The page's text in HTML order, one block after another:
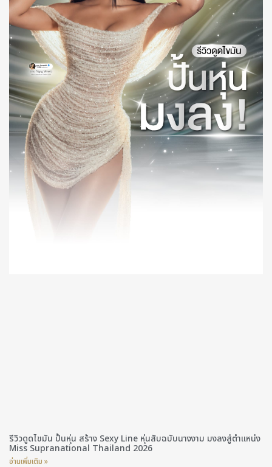
รีวิวดูดไขมัน ปั้นหุ่น สร้าง Sexy Line หุ่นสับฉบับนางงาม มงลงสู่ตำแหน่ง
Miss Supranational Thailand 2026
อ่านเพิ่มเติม »